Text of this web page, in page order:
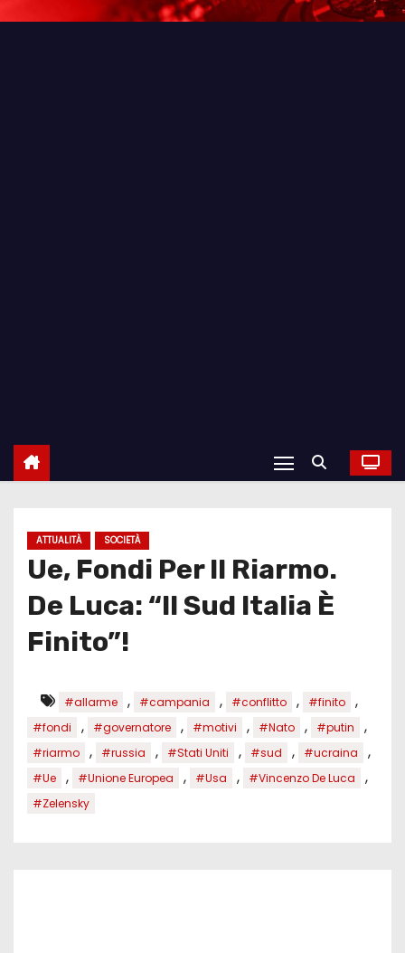
ATTUALITÀ SOCIETÀ
Ue, Fondi Per Il Riarmo.
De Luca: “Il Sud Italia È
Finito”!
#allarme , #campania , #conflitto , #finito ,
#fondi , #governatore , #motivi , #Nato , #putin ,
#riarmo , #russia , #Stati Uniti , #sud , #ucraina ,
#Ue , #Unione Europea , #Usa , #Vincenzo De Luca ,
#Zelensky